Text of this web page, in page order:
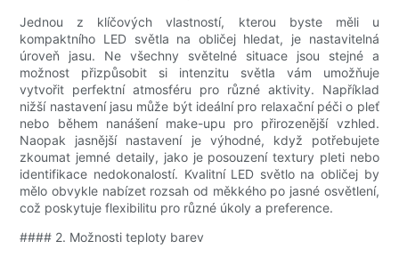
Jednou z klíčových vlastností, kterou byste měli u
kompaktního LED světla na obličej hledat, je nastavitelná
úroveň jasu. Ne všechny světelné situace jsou stejné a
možnost přizpůsobit si intenzitu světla vám umožňuje
vytvořit perfektní atmosféru pro různé aktivity. Například
nižší nastavení jasu může být ideální pro relaxační péči o pleť
nebo během nanášení make-upu pro přirozenější vzhled.
Naopak jasnější nastavení je výhodné, když potřebujete
zkoumat jemné detaily, jako je posouzení textury pleti nebo
identifikace nedokonalostí. Kvalitní LED světlo na obličej by
mělo obvykle nabízet rozsah od měkkého po jasné osvětlení,
což poskytuje flexibilitu pro různé úkoly a preference.
#### 2. Možnosti teploty barev